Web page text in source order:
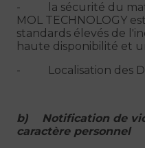
- la sécurité du
MOL TECHNOLOGY
standards élevés de
haute disponibilité et
- Localisation des
b) Notification de
caractère personnel